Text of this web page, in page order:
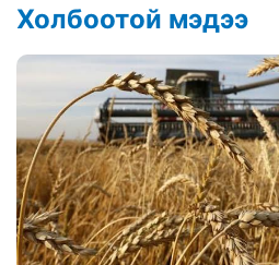
Холбоотой мэдээ